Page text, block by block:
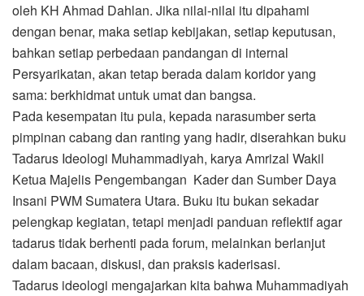
oleh KH Ahmad Dahlan. Jika nilai-nilai itu dipahami
dengan benar, maka setiap kebijakan, setiap keputusan,
bahkan setiap perbedaan pandangan di internal
Persyarikatan, akan tetap berada dalam koridor yang
sama: berkhidmat untuk umat dan bangsa.
Pada kesempatan itu pula, kepada narasumber serta
pimpinan cabang dan ranting yang hadir, diserahkan buku
Tadarus Ideologi Muhammadiyah, karya Amrizal Wakil
Ketua Majelis Pengembangan Kader dan Sumber Daya
Insani PWM Sumatera Utara. Buku itu bukan sekadar
pelengkap kegiatan, tetapi menjadi panduan reflektif agar
tadarus tidak berhenti pada forum, melainkan berlanjut
dalam bacaan, diskusi, dan praksis kaderisasi.
Tadarus ideologi mengajarkan kita bahwa Muhammadiyah